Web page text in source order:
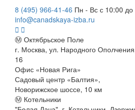
8 (495) 966-41-46 Пн - Вс с 10:00 до
info@canadskaya-izba.ru
Ⓜ Октябрьское Поле
г. Москва, ул. Народного
16
Офис «Новая Рига»
Садовый центр «Балтия»,
Новорижское шоссе, 10 км
Ⓜ Котельники